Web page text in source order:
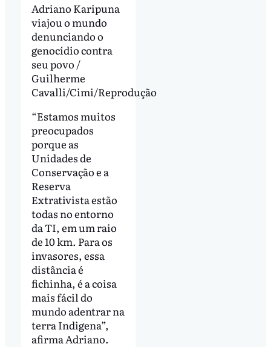
Adriano Karipuna
viajou o mundo
denunciando o
genocídio contra
seu povo /
Guilherme
Cavalli/Cimi/Reprodução
“Estamos muitos
preocupados
porque as
Unidades de
Conservação e a
Reserva
Extrativista estão
todas no entorno
da TI, em um raio
de 10 km. Para os
invasores, essa
distância é
fichinha, é a coisa
mais fácil do
mundo adentrar na
terra Indigena”,
afirma Adriano.